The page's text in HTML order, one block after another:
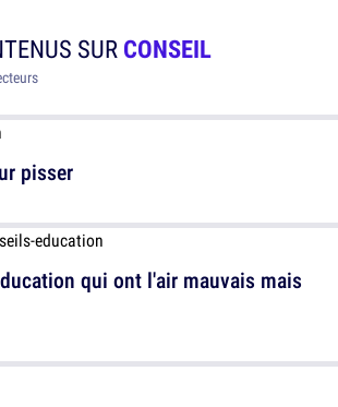
SURCONSEIL
pisser
qui ont l'air mauvais mais